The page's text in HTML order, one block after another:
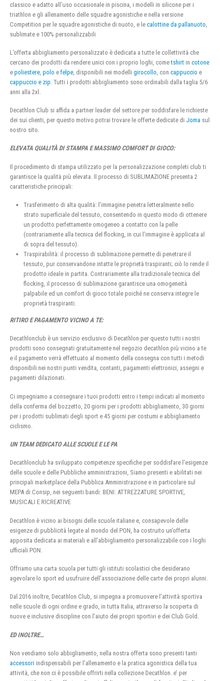
classico e adatto all’uso occasionale in piscina, i modelli in silicone per i
triathlon e gli allenamento delle squadre agonistiche e nella versione
Competition per le squadre agonistiche di nuoto, e le calottine da pallanuoto
sublimate e 100% personalizzabili
L’offerta abbigliamento personalizzato è dedicata a tutte le collettività che
cercano dei prodotti da rendere unici con i proprio loghi, cometshirt in cotone
e poliestere polo e felpe , disponibili nei modelli girocollo , con cappuccio e
cappuccio e zip . Tutti i prodotti abbigliamento sono ordinabili dalla taglia 5/6
anni alla 2xl.
Decathlon Club si affida a partner leader del settore per soddisfare le richieste
dei sui clienti, per questo motivo potrai trovare le offerte dedicate di Joma sul
nostro sito.
ELEVATA QUALITÀ DI STAMPA E MASSIMO COMFORT DI GIOCO:
Il procedimento di stampa utilizzato per la personalizzazione completi club ti
garantisce la qualità più elevata. Il processo di SUBLIMAZIONE presenta 2
caratteristiche principali:
Trasferimento di alta qualità: l’immagine penetra letteralmente nello
strato superficiale del tessuto, consentendo in questo modo di ottenere
un prodotto perfettamente omogeneo a contatto con la pelle
(contrariamente alla tecnica del flocking, in cui l’immagine è applicata al
di sopra del tessuto).
Traspirabilità: il processo di sublimazione permette di penetrare il
tessuto, pur conservandone intatte le proprietà traspiranti; ciò lo rende il
prodotto ideale in partita. Contrariamente alla tradizionale tecnica del
flocking, il processo di sublimazione garantisce una omogeneità
palpabile ed un comfort di gioco totale poiché ne conserva integre le
proprietà traspiranti.
RITIRO E PAGAMENTO VICINO A TE:
Decathlonclub è un servizio esclusivo di Decathlon per questo tutti i nostri
prodotti sono consegnati gratuitamente nel negozio decathlon più vicino a te
e il pagamento verrà effettuato al momento della consegna con tutti i metodi
disponibili nei nostri punti vendita, contanti, pagamenti elettronici, assegni e
pagamenti dilazionati.
Ci impegniamo a consegnare i tuoi prodotti entro i tempi indicati al momento
della conferma del bozzetto, 20 giorni per i prodotti abbigliamento, 30 giorni
per i prodotti sublimati degli sport e 45 giorni per costumi e abbigliamento
ciclismo.
UN TEAM DEDICATO ALLE SCUOLE E LE PA
Decathlonclub ha sviluppato competenze specifiche per soddisfare l’esigenze
delle scuole e delle Pubbliche amministrazioni, Siamo presenti e abilitati nei
principali marketplace della Pubblica Amministrazione e in particolare sul
MEPA di Consip, nei seguenti bandi: BENI: ATTREZZATURE SPORTIVE,
MUSICALI E RICREATIVE
Decathlon è vicino ai bisogni delle scuole italiane e, consapevole delle
esigenze di pubblicità legate al mondo del PON, ha costruito un’offerta
apposita dedicata ai materiali e all’abbigliamento personalizzabile con i loghi
ufficiali PON.
Offriamo una carta scuola per tutti gli istituti scolastici che desiderano
agevolare lo sport ed usufruire dell’associazione delle carte dei propri alunni.
Dal 2016 inoltre, Decathlon Club, si impegna a promuovere l’attività sportiva
nelle scuole di ogni ordine e grado, in tutta Italia, attraverso la scoperta di
nuove e inclusive discipline con l’aiuto dei propri sportivi e dei Club Gold.
ED INOLTRE…
Non vendiamo solo abbigliamento, nella nostra offerta sono presenti tanti
accessori indispensabili per l’allenamento e la pratica agonistica della tua
attività, che non ci è possibile offrirti nella collezione Decathlon. e’ per